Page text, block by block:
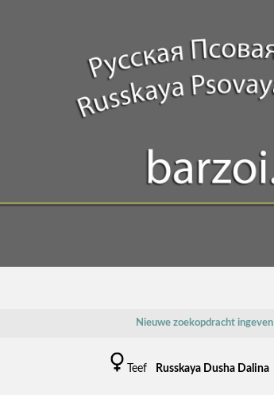
Nieuwe zoekopdracht ingeven
Teef Russkaya Dusha Dalina